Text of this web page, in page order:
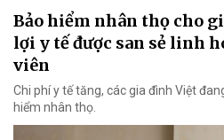
Bảo hiểm nhân thọ cho
lợi y tế được san sẻ linh
viên
Chi phí y tế tăng, các gia đình Việt
hiểm nhân thọ.